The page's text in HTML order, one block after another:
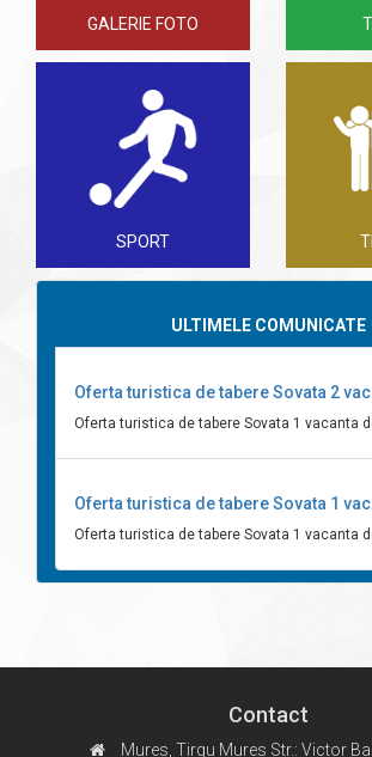
GALERIE FOTO
SPORT
ULTIMELE COMUNICATE
Oferta turistica de tabere Sovata 2
Oferta turistica de tabere Sovata 1 vacanta
Oferta turistica de tabere Sovata 1
Oferta turistica de tabere Sovata 1 vacanta
Contact
Mures, Tirgu Mures Str.: Victor